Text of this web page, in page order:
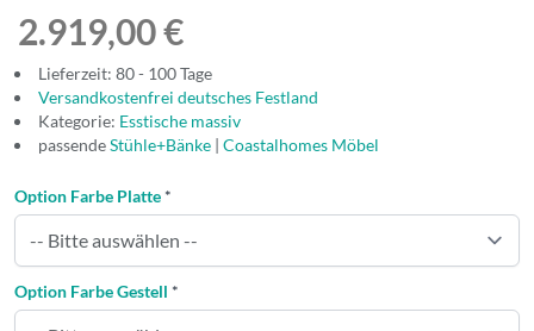
2.919,00 €
Lieferzeit: 80 - 100 Tage
Versandkostenfrei deutsches Festland
Kategorie: Esstische massiv
passendeStühle+Bänke | Coastalhomes Möbel
Option Farbe Platte *
Option Farbe Gestell *